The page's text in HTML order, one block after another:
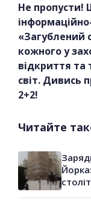
Не пропусти!
«Загублений
кожного у
відкриття
світ. Дивись
2+2!
Читайте